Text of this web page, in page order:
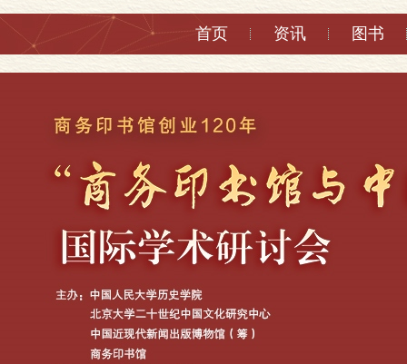
首页 资讯 图书